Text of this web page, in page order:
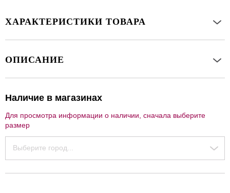
ХАРАКТЕРИСТИКИ ТОВАРА
ОПИСАНИЕ
Наличие в магазинах
Для просмотра информации о наличии, сначала выберите
размер
Выберите город...